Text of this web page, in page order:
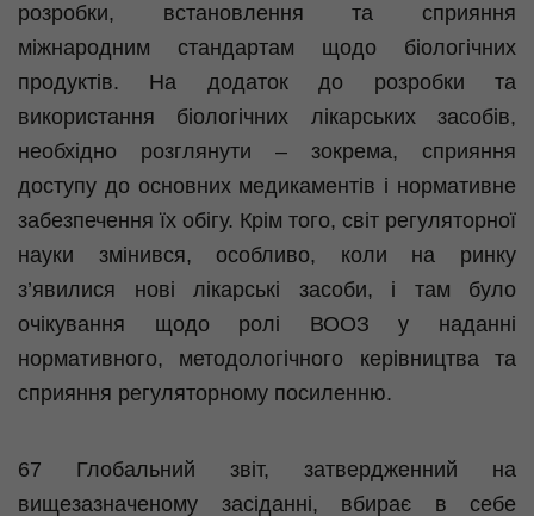
розробки, встановлення та сприяння
міжнародним стандартам щодо біологічних
продуктів. На додаток до розробки та
використання біологічних лікарських засобів,
необхідно розглянути – зокрема, сприяння
доступу до основних медикаментів і нормативне
забезпечення їх обігу. Крім того, світ регуляторної
науки змінився, особливо, коли на ринку
з’явилися нові лікарські засоби, і там було
очікування щодо ролі ВООЗ у наданні
нормативного, методологічного керівництва та
сприяння регуляторному посиленню.
67 Глобальний звіт, затвердженний на
вищезазначеному засіданні, вбирає в себе